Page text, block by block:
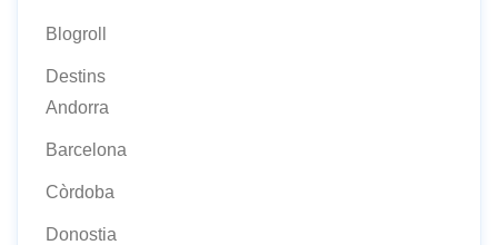
Blogroll
Destins
Andorra
Barcelona
Còrdoba
Donostia